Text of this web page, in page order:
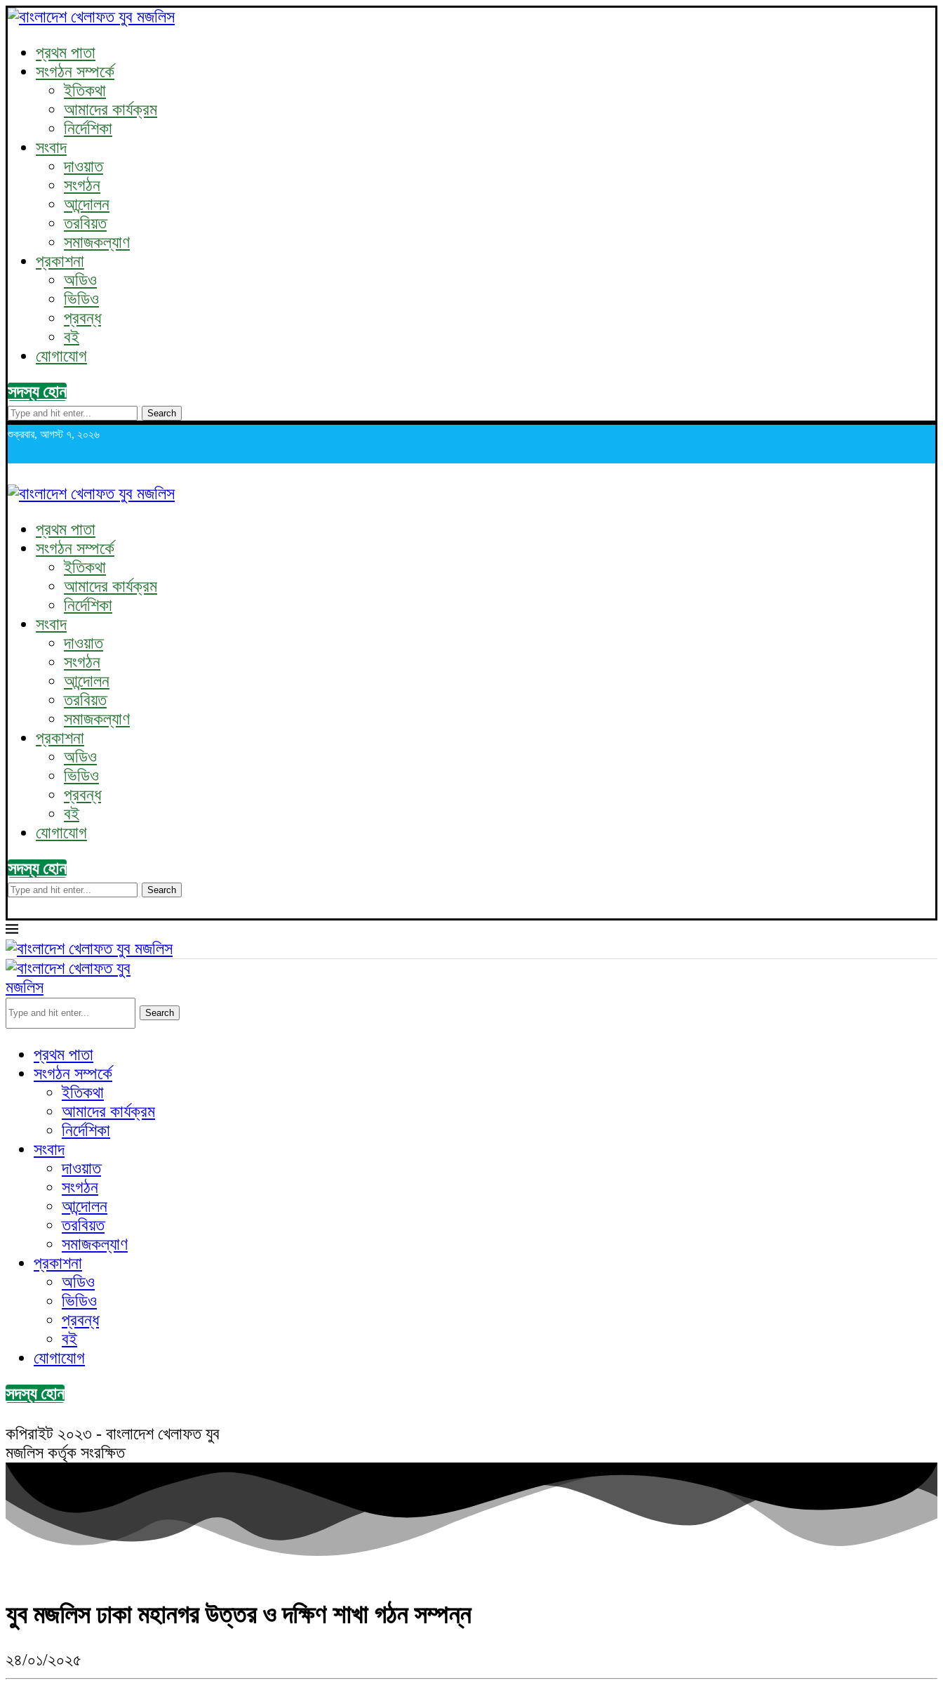
প্রথম পাতা
সংগঠন সম্পর্কে
ইতিকথা
আমাদের কার্যক্রম
নির্দেশিকা
সংবাদ
দাওয়াত
সংগঠন
আন্দোলন
তরবিয়ত
সমাজকল্যাণ
প্রকাশনা
অডিও
ভিডিও
প্রবন্ধ
বই
যোগাযোগ
সদস্য হোন
Search
শুক্রবার, আগস্ট ৭, ২০২৬
প্রথম পাতা
সংগঠন সম্পর্কে
ইতিকথা
আমাদের কার্যক্রম
নির্দেশিকা
সংবাদ
দাওয়াত
সংগঠন
আন্দোলন
তরবিয়ত
সমাজকল্যাণ
প্রকাশনা
অডিও
ভিডিও
প্রবন্ধ
বই
যোগাযোগ
সদস্য হোন
Search
Search
প্রথম পাতা
সংগঠন সম্পর্কে
ইতিকথা
আমাদের কার্যক্রম
নির্দেশিকা
সংবাদ
দাওয়াত
সংগঠন
আন্দোলন
তরবিয়ত
সমাজকল্যাণ
প্রকাশনা
অডিও
ভিডিও
প্রবন্ধ
বই
যোগাযোগ
সদস্য হোন
কপিরাইট ২০২৩ - বাংলাদেশ খেলাফত যুব
মজলিস কর্তৃক সংরক্ষিত
যুব মজলিস ঢাকা মহানগর উত্তর ও দক্ষিণ শাখা গঠন সম্পন্ন
২৪/০১/২০২৫